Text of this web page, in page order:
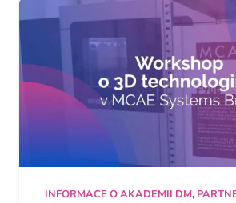
INFORMACE O AKADEMII DM,